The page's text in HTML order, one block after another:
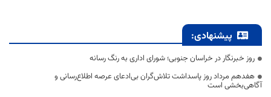
پیشنهادی:
روز خبرنگار در خراسان جنوبی؛ شورای اداری به رنگ رسانه
هفدهم مرداد روز پاسداشت تلاش‌گران بی‌ادعای عرصه اطلاع‌رسانی و
آگاهی‌بخشی است